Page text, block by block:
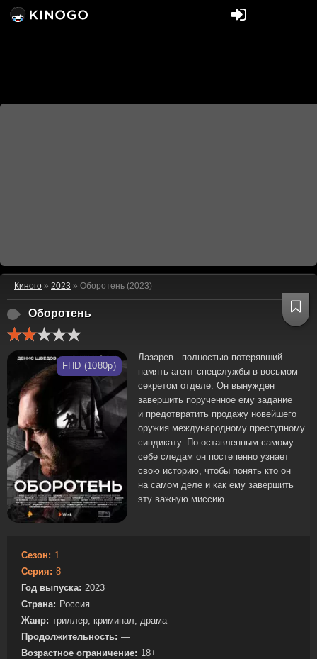
Киного » 2023 » Оборотень (2023)
Оборотень
FHD (1080p)
Лазарев - полностью потерявший
память агент спецслужбы в восьмом
секретом отделе. Он вынужден
завершить порученное ему задание
и предотвратить продажу новейшего
оружия международному преступному
синдикату. По оставленным самому
себе следам он постепенно узнает
свою историю, чтобы понять кто он
на самом деле и как ему завершить
эту важную миссию.
Сезон: 1
Серия: 8
Год выпуска: 2023
Страна: Россия
Жанр: триллер, криминал, драма
Продолжительность: —
Возрастное ограничение: 18+